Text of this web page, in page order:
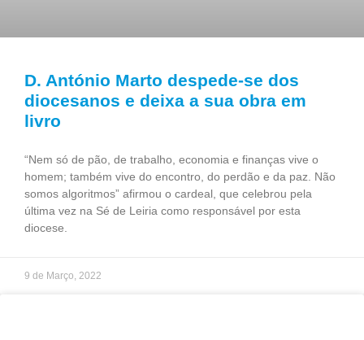
D. António Marto despede-se dos
diocesanos e deixa a sua obra em
livro
“Nem só de pão, de trabalho, economia e finanças vive o
homem; também vive do encontro, do perdão e da paz. Não
somos algoritmos” afirmou o cardeal, que celebrou pela
última vez na Sé de Leiria como responsável por esta
diocese.
9 de Março, 2022